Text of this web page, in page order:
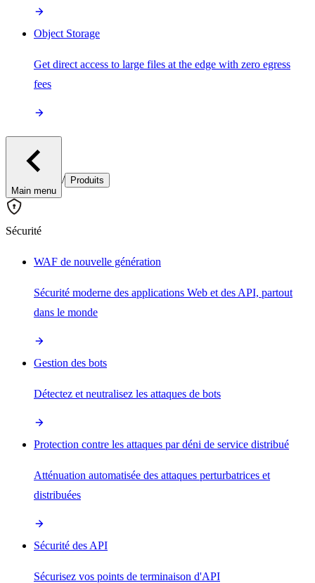
Object Storage
Get direct access to large files at the edge with zero egress
fees
Main menu
/ Produits
Sécurité
WAF de nouvelle génération
Sécurité moderne des applications Web et des API, partout
dans le monde
Gestion des bots
Détectez et neutralisez les attaques de bots
Protection contre les attaques par déni de service distribué
Atténuation automatisée des attaques perturbatrices et
distribuées
Sécurité des API
Sécurisez vos points de terminaison d'API